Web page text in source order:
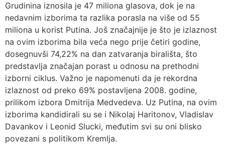
Grudinina iznosila je 47 miliona glasova, dok je na
nedavnim izborima ta razlika porasla na više od 55
miliona u korist Putina. Još značajnije je što je izlaznost
na ovim izborima bila veća nego prije četiri godine,
dosegnuvši 74,22% na dan zatvaranja birališta, što
predstavlja značajan porast u odnosu na prethodni
izborni ciklus. Važno je napomenuti da je rekordna
izlaznost od preko 69% postavljena 2008. godine,
prilikom izbora Dmitrija Medvedeva. Uz Putina, na ovim
izborima kandidirali su se i Nikolaj Haritonov, Vladislav
Davankov i Leonid Slucki, međutim svi su oni blisko
povezani s politikom Kremlja.